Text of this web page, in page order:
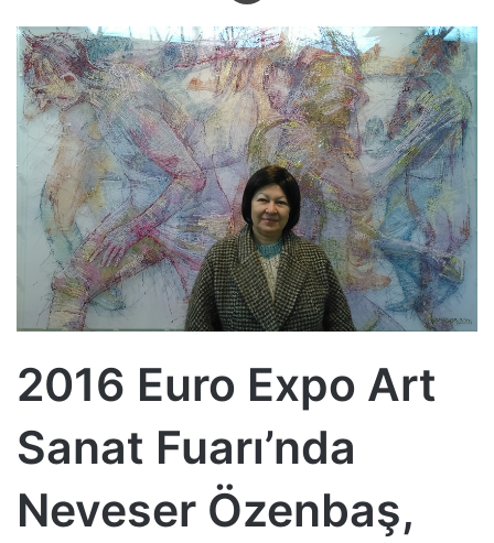
2016 Euro Expo Art
Sanat Fuarı’nda
Neveser Özenbaş,